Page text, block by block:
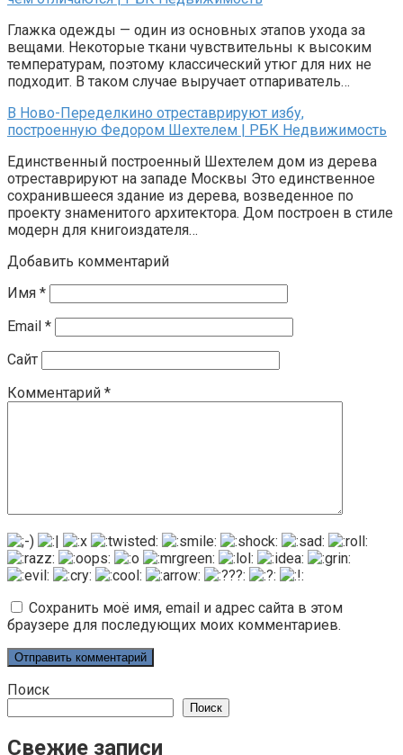
Глажка одежды — один из основных этапов ухода за
вещами. Некоторые ткани чувствительны к высоким
температурам, поэтому классический утюг для них не
подходит. В таком случае выручает отпариватель…
В Ново-Переделкино отреставрируют избу,
построенную Федором Шехтелем | РБК Недвижимость
Единственный построенный Шехтелем дом из дерева
отреставрируют на западе Москвы Это единственное
сохранившееся здание из дерева, возведенное по
проекту знаменитого архитектора. Дом построен в стиле
модерн для книгоиздателя…
Добавить комментарий
Имя *
Email *
Сайт
Комментарий *
Сохранить моё имя, email и адрес сайта в этом
браузере для последующих моих комментариев.
Поиск
Поиск
Свежие записи